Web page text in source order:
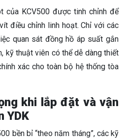
của KCV500 được tinh chỉnh để
điều chỉnh linh hoạt. Chỉ với các
quan sát đồng hồ áp suất gắn
kỹ thuật viên có thể dễ dàng thiết
xác cho toàn bộ hệ thống tòa
khi lắp đặt và vận
YDK
bền bỉ “theo năm tháng”, các kỹ